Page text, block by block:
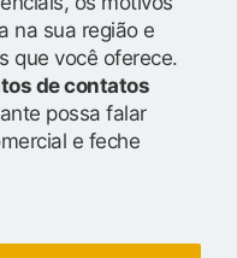
na sua região e
que você oferece.
de contatos
possa falar
e feche